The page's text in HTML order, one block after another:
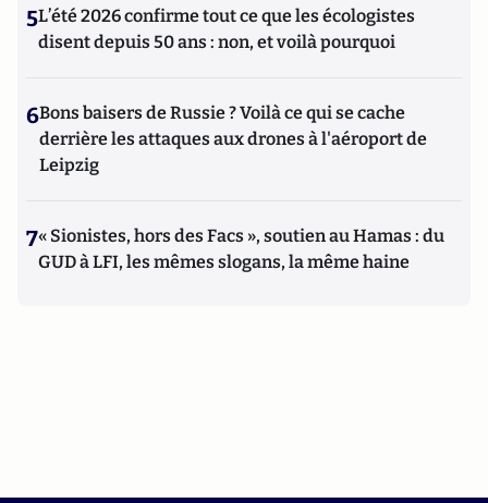
5L’été 2026 confirme tout ce que les écologistes
disent depuis 50 ans : non, et voilà pourquoi
6Bons baisers de Russie ? Voilà ce qui se cache
derrière les attaques aux drones à l'aéroport de
Leipzig
7« Sionistes, hors des Facs », soutien au Hamas : du
GUD à LFI, les mêmes slogans, la même haine